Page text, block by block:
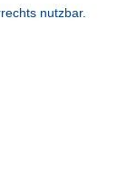
nutzbar.